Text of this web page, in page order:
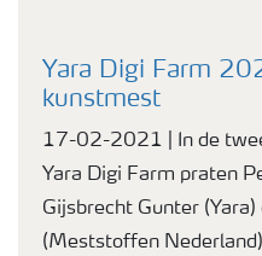
Yara Digi Farm
kunstmest
17-02-2021 | In de
Yara Digi Farm praten
Gijsbrecht Gunter
(Meststoffen